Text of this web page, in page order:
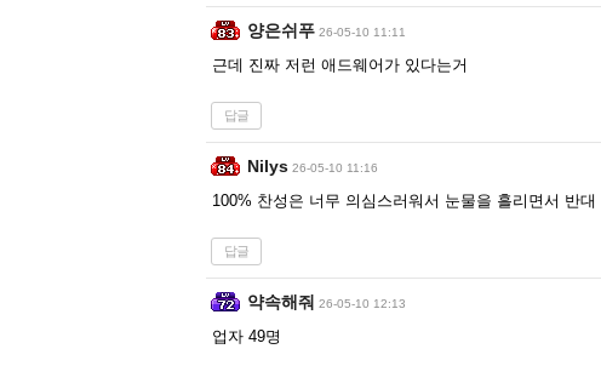
양은쉬푸 26-05-10 11:11
근데 진짜 저런 애드웨어가 있다는거
답글
Nilys 26-05-10 11:16
100% 찬성은 너무 의심스러워서 눈물을 흘리면서 반대
답글
약속해줘 26-05-10 12:13
업자 49명